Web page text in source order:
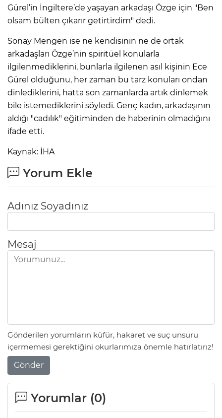
Gürel’in İngiltere’de yaşayan arkadaşı Özge için "Ben
olsam bülten çıkarır getirtirdim" dedi.
Sonay Mengen ise ne kendisinin ne de ortak
arkadaşları Özge’nin spiritüel konularla
ilgilenmediklerini, bunlarla ilgilenen asıl kişinin Ece
Gürel olduğunu, her zaman bu tarz konuları ondan
dinlediklerini, hatta son zamanlarda artık dinlemek
bile istemediklerini söyledi. Genç kadın, arkadaşının
aldığı "cadılık" eğitiminden de haberinin olmadığını
ifade etti.
Kaynak: İHA
Yorum Ekle
Adınız Soyadınız
Mesaj
Gönderilen yorumların küfür, hakaret ve suç unsuru
içermemesi gerektiğini okurlarımıza önemle hatırlatırız!
Gönder
Yorumlar (0)